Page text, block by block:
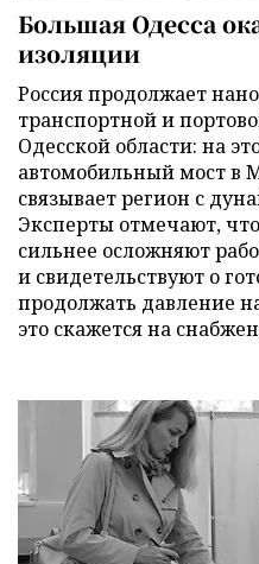
Большая Одесса
изоляции
Россия продолжает
транспортной и
Одесской области: на
автомобильный мост в
связывает регион с
Эксперты отмечают,
сильнее осложняют
и свидетельствуют о
продолжать давление
это скажется на